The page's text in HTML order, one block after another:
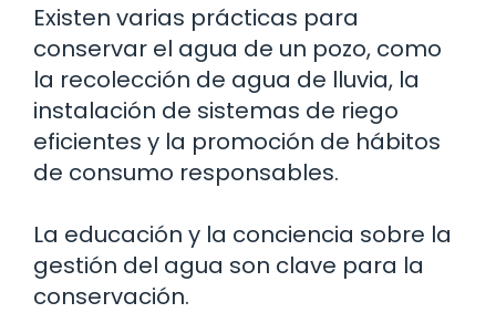
Existen varias prácticas para
conservar el agua de un pozo, como
la recolección de agua de lluvia, la
instalación de sistemas de riego
eficientes y la promoción de hábitos
de consumo responsables.
La educación y la conciencia sobre la
gestión del agua son clave para la
conservación.